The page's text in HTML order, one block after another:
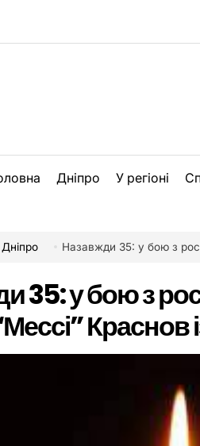
Дніпро У регіоні
Дніпро Назавжди 35: у бою з
35: у бою з
Краснов